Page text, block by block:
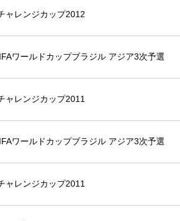
ャレンジカップ2012
ワールドカップブラジル アジア3次予選
ャレンジカップ2011
ワールドカップブラジル アジア3次予選
ャレンジカップ2011